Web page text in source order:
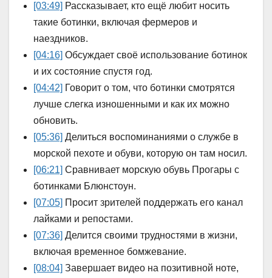
[03:49] Рассказывает, кто ещё любит носить
такие ботинки, включая фермеров и
наездников.
[04:16] Обсуждает своё использование ботинок
и их состояние спустя год.
[04:42] Говорит о том, что ботинки смотрятся
лучше слегка изношенными и как их можно
обновить.
[05:36] Делиться воспоминаниями о службе в
морской пехоте и обуви, которую он там носил.
[06:21] Сравнивает морскую обувь Прогары с
ботинками Блюнстоун.
[07:05] Просит зрителей поддержать его канал
лайками и репостами.
[07:36] Делится своими трудностями в жизни,
включая временное бомжевание.
[08:04] Завершает видео на позитивной ноте,